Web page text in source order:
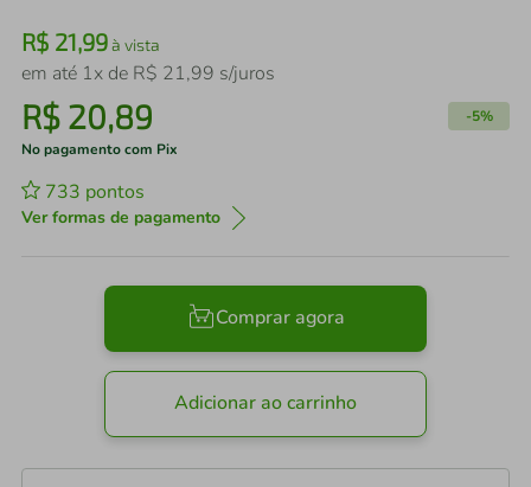
R$ 21,99à vista
em até 1x de R$ 21,99 s/juros
R$ 20,89 -5%
No pagamento com Pix
733 pontos
Ver formas de pagamento
Comprar agora
Adicionar ao carrinho